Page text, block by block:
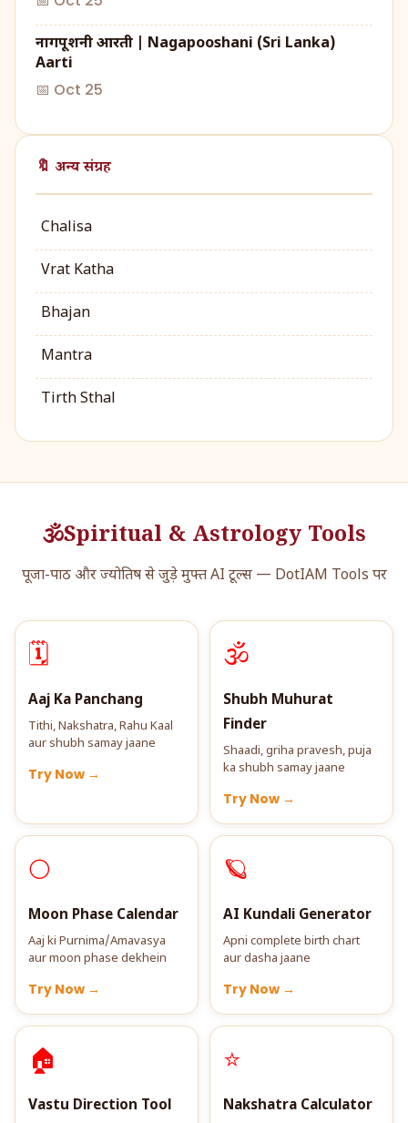
नागपूशनी आरती | Nagapooshani (Sri Lanka)
Aarti
📅 Oct 25
🔖 अन्य संग्रह
Chalisa
Vrat Katha
Bhajan
Mantra
Tirth Sthal
🕉️Spiritual & Astrology Tools
पूजा-पाठ और ज्योतिष से जुड़े मुफ्त AI टूल्स — DotIAM Tools पर
🗓️
Aaj Ka Panchang
Tithi, Nakshatra, Rahu Kaal
aur shubh samay jaane
Try Now →
🕉️
Shubh Muhurat
Finder
Shaadi, griha pravesh, puja
ka shubh samay jaane
Try Now →
🌕
Moon Phase Calendar
Aaj ki Purnima/Amavasya
aur moon phase dekhein
Try Now →
🪐
AI Kundali Generator
Apni complete birth chart
aur dasha jaane
Try Now →
🏠
Vastu Direction Tool
⭐
Nakshatra Calculator